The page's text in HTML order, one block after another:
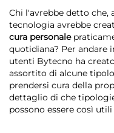
Chi l'avrebbe detto che,
tecnologia avrebbe
cura personale
quotidiana? Per andare
utenti Bytecno ha
assortito di alcune
prendersi cura della
dettaglio di che
possono essere così